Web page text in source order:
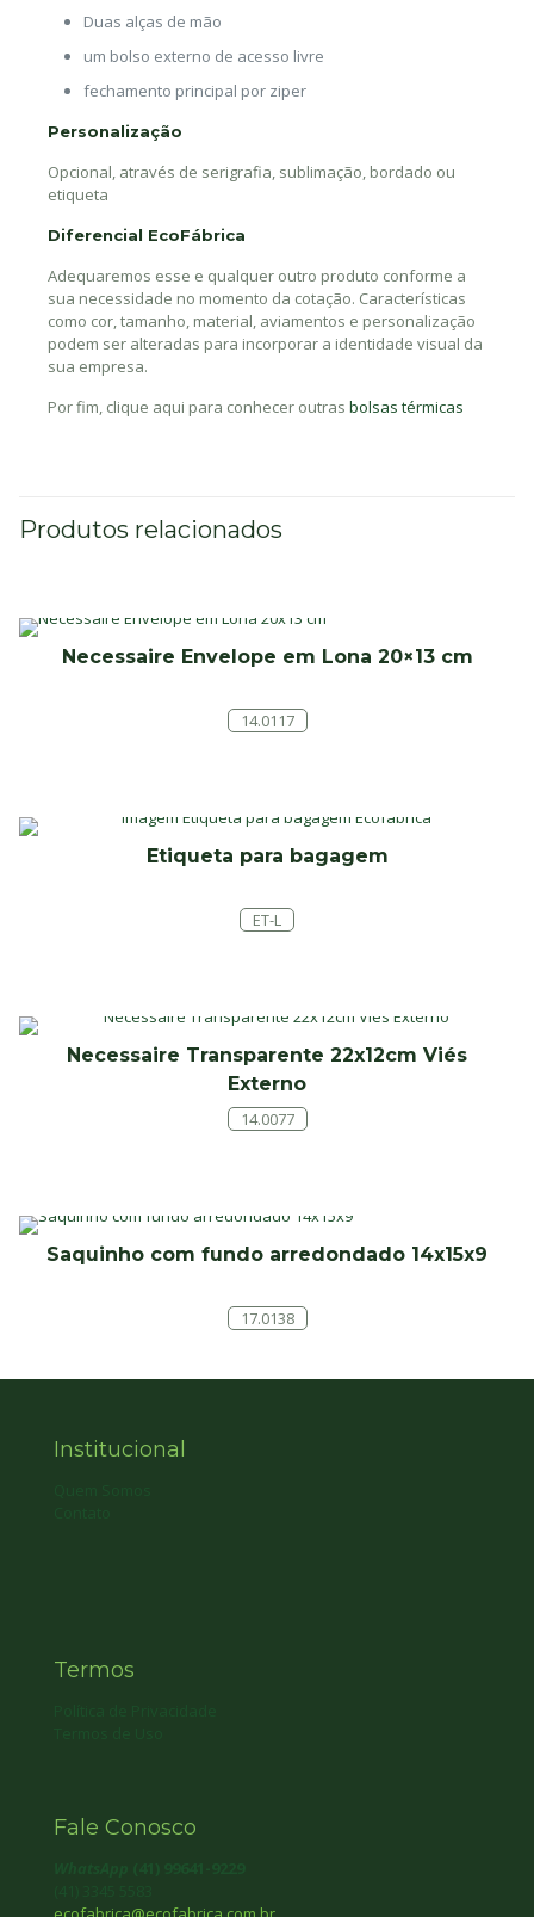
Duas alças de mão
um bolso externo de acesso livre
fechamento principal por ziper
Personalização
Opcional, através de serigrafia, sublimação, bordado ou
etiqueta
Diferencial EcoFábrica
Adequaremos esse e qualquer outro produto conforme a
sua necessidade no momento da cotação. Características
como cor, tamanho, material, aviamentos e personalização
podem ser alteradas para incorporar a identidade visual da
sua empresa.
Por fim, clique aqui para conhecer outras bolsas térmicas
Produtos relacionados
Necessaire Envelope em Lona 20×13 cm
14.0117
Etiqueta para bagagem
ET-L
Necessaire Transparente 22x12cm Viés
Externo
14.0077
Saquinho com fundo arredondado 14x15x9
17.0138
Institucional
Termos
Fale Conosco